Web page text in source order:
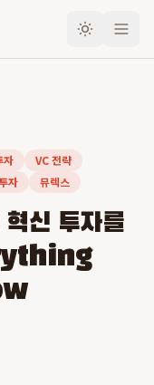
자
VC 전략
자 뮤렉스
신 투자를